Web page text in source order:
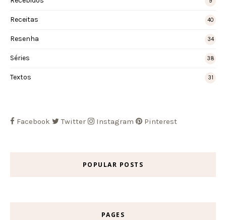
Receitas 40
Resenha 34
Séries 38
Textos 31
Facebook Twitter Instagram Pinterest
POPULAR POSTS
PAGES